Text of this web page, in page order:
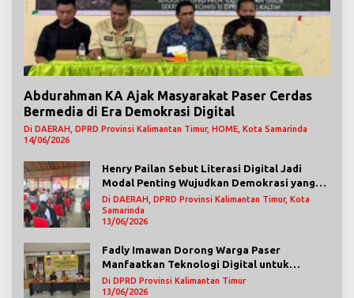
Abdurahman KA Ajak Masyarakat Paser Cerdas
Bermedia di Era Demokrasi Digital
Di DAERAH, DPRD Provinsi Kalimantan Timur, HOME, Kota Samarinda
14/06/2026
Henry Pailan Sebut Literasi Digital Jadi
Modal Penting Wujudkan Demokrasi yang
Lebih Terbuka
Di DAERAH, DPRD Provinsi Kalimantan Timur, Kota
Samarinda
13/06/2026
Fadly Imawan Dorong Warga Paser
Manfaatkan Teknologi Digital untuk
Mengawasi Jalannya Pemerintahan
Di DPRD Provinsi Kalimantan Timur
13/06/2026